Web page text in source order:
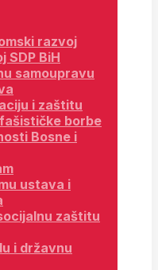
razvoj
SDP BiH
samoupravu
i zaštitu
borbe
Bosne i
ustava i
zaštitu
i državnu